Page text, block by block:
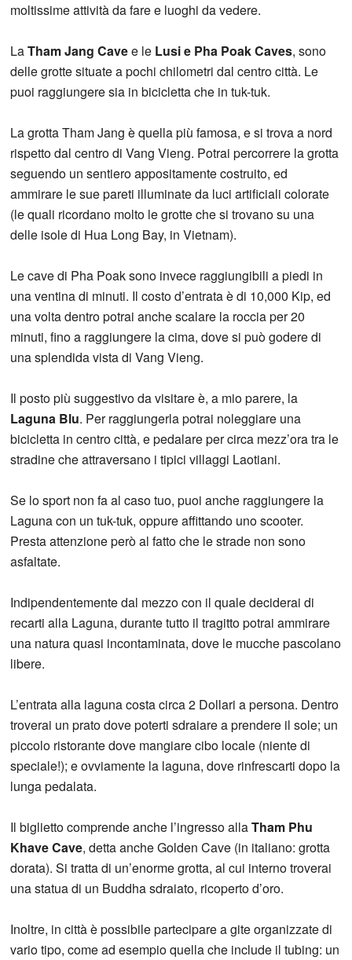
moltissime attività da fare e luoghi da vedere.
LaTham Jang Cavee le Lusi e Pha Poak Caves, sono
delle grotte situate a pochi chilometri dal centro città. Le
puoi raggiungere sia in bicicletta che in tuk-tuk.
La grotta Tham Jang è quella più famosa, e si trova a nord
rispetto dal centro di Vang Vieng. Potrai percorrere la grotta
seguendo un sentiero appositamente costruito, ed
ammirare le sue pareti illuminate da luci artificiali colorate
(le quali ricordano molto le grotte che si trovano su una
delle isole di Hua Long Bay, in Vietnam).
Le cave di Pha Poak sono invece raggiungibili a piedi in
una ventina di minuti. Il costo d’entrata è di 10,000 Kip, ed
una volta dentro potrai anche scalare la roccia per 20
minuti, fino a raggiungere la cima, dove si può godere di
una splendida vista di Vang Vieng.
Il posto più suggestivo da visitare è, a mio parere, la
Laguna Blu. Per raggiungerla potrai noleggiare una
bicicletta in centro città, e pedalare per circa mezz’ora tra le
stradine che attraversano i tipici villaggi Laotiani.
Se lo sport non fa al caso tuo, puoi anche raggiungere la
Laguna con un tuk-tuk, oppure affittando uno scooter.
Presta attenzione però al fatto che le strade non sono
asfaltate.
Indipendentemente dal mezzo con il quale deciderai di
recarti alla Laguna, durante tutto il tragitto potrai ammirare
una natura quasi incontaminata, dove le mucche pascolano
libere.
L’entrata alla laguna costa circa 2 Dollari a persona. Dentro
troverai un prato dove poterti sdraiare a prendere il sole; un
piccolo ristorante dove mangiare cibo locale (niente di
speciale!); e ovviamente la laguna, dove rinfrescarti dopo la
lunga pedalata.
Il biglietto comprende anche l’ingresso allaTham Phu
Khave Cave, detta anche Golden Cave (in italiano: grotta
dorata). Si tratta di un’enorme grotta, al cui interno troverai
una statua di un Buddha sdraiato, ricoperto d’oro.
Inoltre, in città è possibile partecipare a gite organizzate di
vario tipo, come ad esempio quella che include il tubing: un